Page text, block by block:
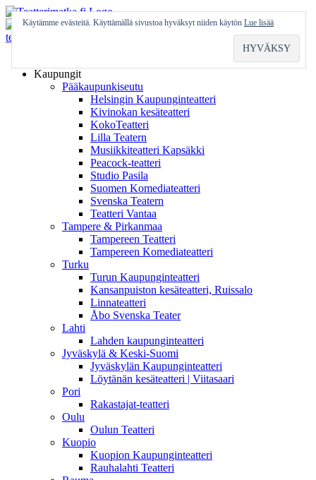
Skip
to
content
Kaupungit
Pääkaupunkiseutu
Helsingin Kaupunginteatteri
Kivinokan kesäteatteri
KokoTeatteri
Lilla Teatern
Musiikkiteatteri Kapsäkki
Peacock-teatteri
Studio Pasila
Suomen Komediateatteri
Svenska Teatern
Teatteri Vantaa
Tampere & Pirkanmaa
Tampereen Teatteri
Tampereen Komediateatteri
Turku
Turun Kaupunginteatteri
Kansanpuiston kesäteatteri, Ruissalo
Linnateatteri
Åbo Svenska Teater
Lahti
Lahden kaupunginteatteri
Jyväskylä & Keski-Suomi
Jyväskylän Kaupunginteatteri
Löytänän kesäteatteri | Viitasaari
Pori
Rakastajat-teatteri
Oulu
Oulun Teatteri
Kuopio
Kuopion Kaupunginteatteri
Rauhalahti Teatteri
Käytämme evästeitä. Käyttämällä sivustoa hyväksyt niiden käytön Lue lisää